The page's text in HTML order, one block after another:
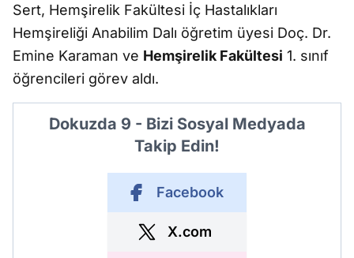
Sert, Hemşirelik Fakültesi İç Hastalıkları
Hemşireliği Anabilim Dalı öğretim üyesi Doç. Dr.
Emine Karaman ve Hemşirelik Fakültesi 1. sınıf
öğrencileri görev aldı.
Dokuzda 9 - Bizi Sosyal Medyada
Takip Edin!
Facebook
X.com